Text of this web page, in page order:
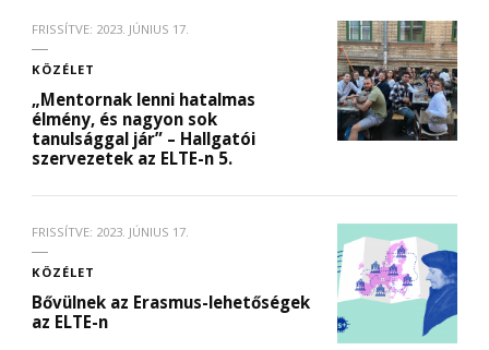
FRISSÍTVE: 2023. JÚNIUS 17.
KÖZÉLET
„Mentornak lenni hatalmas
élmény, és nagyon sok
tanulsággal jár” – Hallgatói
szervezetek az ELTE-n 5.
FRISSÍTVE: 2023. JÚNIUS 17.
KÖZÉLET
Bővülnek az Erasmus-lehetőségek
az ELTE-n